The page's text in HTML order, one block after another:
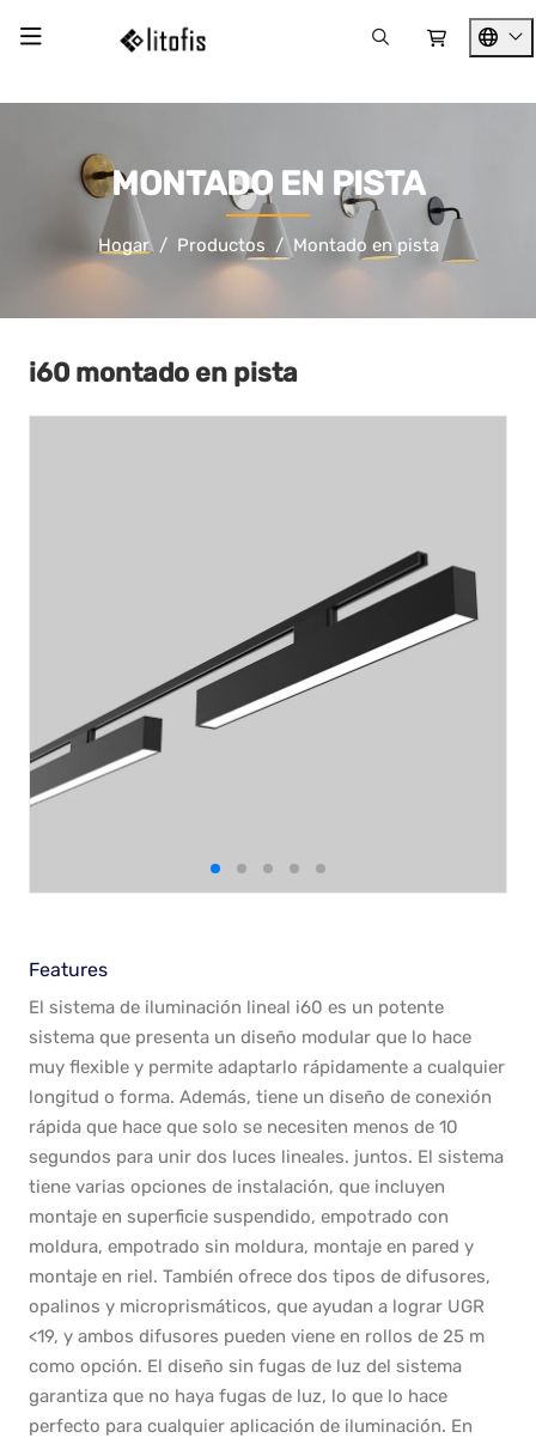
MONTADO EN PISTA
Hogar Productos Montado en pista
i60 montado en pista
Features
El sistema de iluminación lineal i60 es un potente
sistema que presenta un diseño modular que lo hace
muy flexible y permite adaptarlo rápidamente a cualquier
longitud o forma. Además, tiene un diseño de conexión
rápida que hace que solo se necesiten menos de 10
segundos para unir dos luces lineales. juntos. El sistema
tiene varias opciones de instalación, que incluyen
montaje en superficie suspendido, empotrado con
moldura, empotrado sin moldura, montaje en pared y
montaje en riel. También ofrece dos tipos de difusores,
opalinos y microprismáticos, que ayudan a lograr UGR
<19, y ambos difusores pueden viene en rollos de 25 m
como opción. El diseño sin fugas de luz del sistema
garantiza que no haya fugas de luz, lo que lo hace
perfecto para cualquier aplicación de iluminación. En